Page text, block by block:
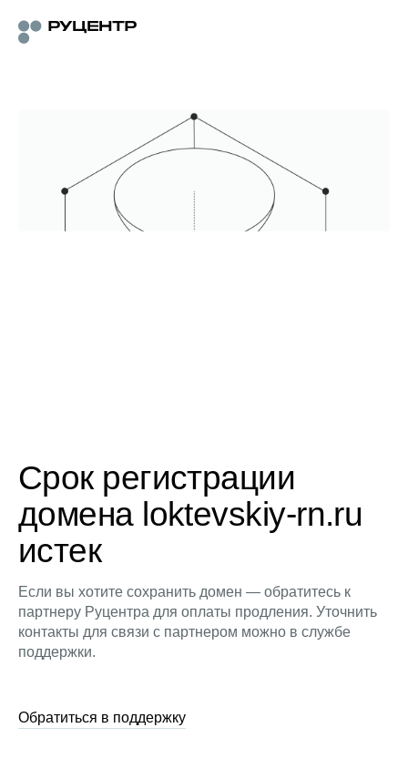
Срок регистрации
домена loktevskiy-rn.ru
истек
Если вы хотите сохранить домен — обратитесь к
партнеру Руцентра для оплаты продления. Уточнить
контакты для связи с партнером можно в службе
поддержки.
Обратиться в поддержку